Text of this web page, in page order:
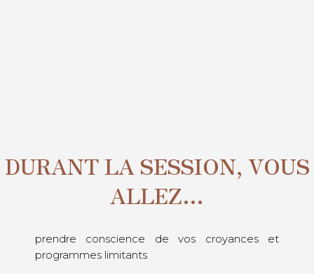
DURANT LA SESSION, VOUS
ALLEZ…
prendre conscience de vos croyances et
programmes limitants